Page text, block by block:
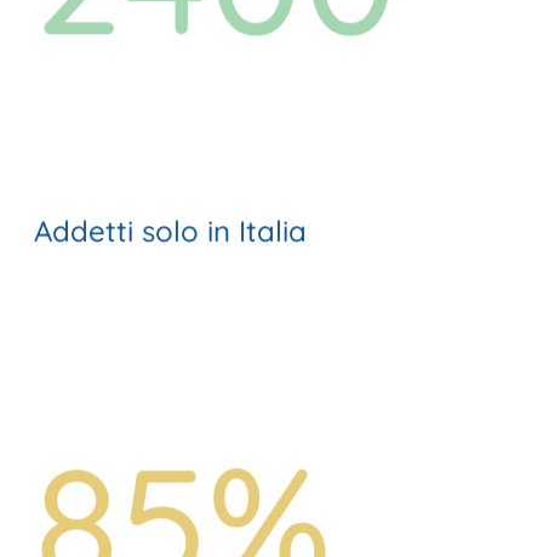
Addetti solo in Italia
85%